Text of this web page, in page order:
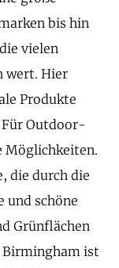
bis hin
vielen
wert. Hier
Produkte
Für Outdoor-
Möglichkeiten.
die durch die
und schöne
Grünflächen
Birmingham ist